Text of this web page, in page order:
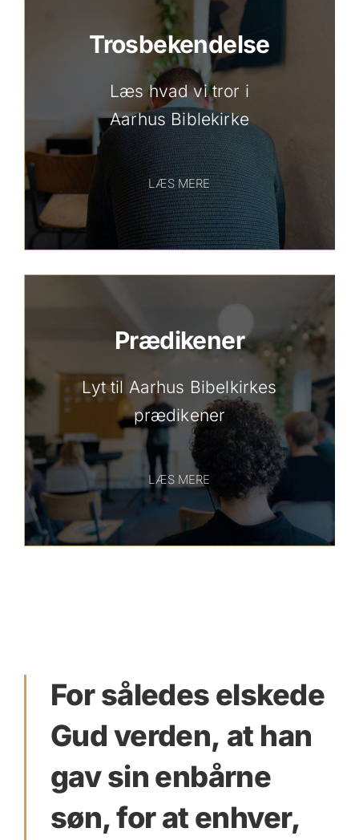
Trosbekendelse
Læs hvad vi tror i
Aarhus Biblekirke
LÆS MERE
Prædikener
Lyt til Aarhus Bibelkirkes
prædikener
LÆS MERE
For således elskede
Gud verden, at han
gav sin enbårne
søn, for at enhver,